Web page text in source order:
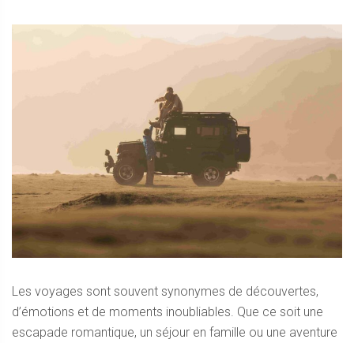
Les voyages sont souvent synonymes de découvertes,
d’émotions et de moments inoubliables. Que ce soit une
escapade romantique, un séjour en famille ou une aventure